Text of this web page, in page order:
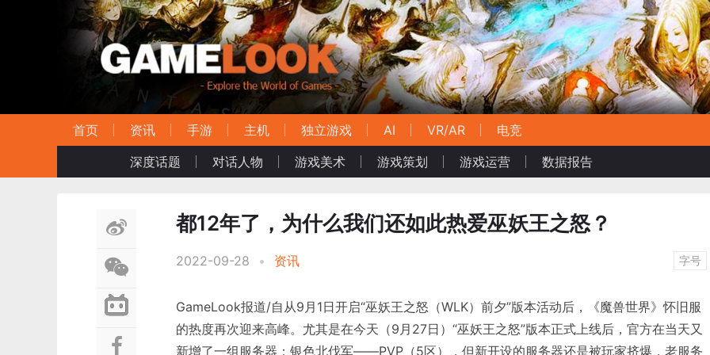
首页 资讯 手游 主机 独立游戏 AI VR/AR
电竞
深度话题
对话人物 游戏美术 游戏策划 游戏运营 数据报告
都12年了，为什么我们还如此热爱巫妖王之怒？
2022-09-28 • 资讯 字号
GameLook报道/自从9月1日开启“巫妖王之怒（WLK）前夕”版本活动后，《魔兽世界》怀旧服
的热度再次迎来高峰。尤其是在今天（9月27日）“巫妖王之怒”版本正式上线后，官方在当天又
新增了一组服务器：银色北伐军——PVP（5区），但新开设的服务器还是被玩家挤爆，老服务